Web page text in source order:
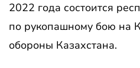
2022 года состоится
по рукопашному бою на
обороны Казахстана.